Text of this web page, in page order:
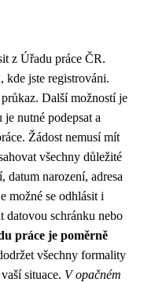
z Úřadu práce ČR.
kde jste registrováni.
Další možností je
nutné podepsat a
Žádost nemusí mít
všechny důležité
datum narození, adresa
možné se odhlásit i
datovou schránku nebo
práce je poměrně
všechny formality
situace. V opačném